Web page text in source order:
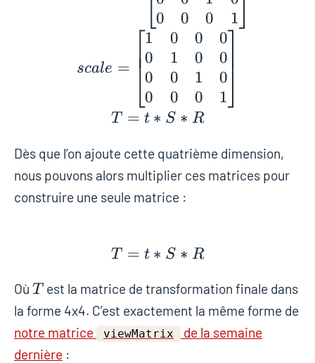
⎣0
0
0
1⎦
scale =
⎣
⎢⎢⎢⎡1
0
0
0
0
1
0
0
0
0
1
0
0
0
0
1⎦⎥⎥⎥
⎤
T = t ∗ S ∗ R
Dès que l’on ajoute cette quatrième dimension,
nous pouvons alors multiplier ces matrices pour
construire une seule matrice :
T = t * S * R
T = t ∗ S ∗ R
Où T
T est la matrice de transformation finale dans
la forme 4x4. C’est exactement la même forme de
notre matrice
viewMatrix
de la semaine
dernière :